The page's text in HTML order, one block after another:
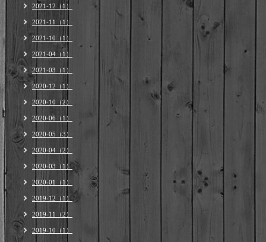
2021-12（1）
2021-11（1）
2021-10（1）
2021-04（1）
2021-03（1）
2020-12（1）
2020-10（2）
2020-06（1）
2020-05（3）
2020-04（2）
2020-03（1）
2020-01（1）
2019-12（1）
2019-11（2）
2019-10（1）